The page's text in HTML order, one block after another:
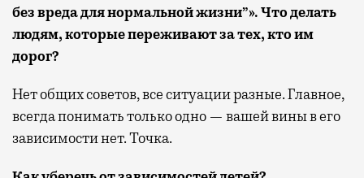
без вреда для нормальной жизни”». Что делать
людям, которые переживают за тех, кто им
дорог?
Нет общих советов, все ситуации разные. Главное,
всегда понимать только одно — вашей вины в его
зависимости нет. Точка.